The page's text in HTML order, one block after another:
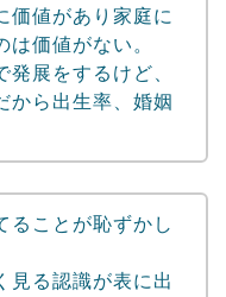
価値があり家庭に
は価値がない。
展をするけど、
から出生率、婚姻
ることが恥ずかし
見る認識が表に出